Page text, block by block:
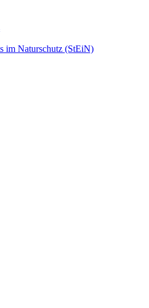
im Naturschutz (StEiN)